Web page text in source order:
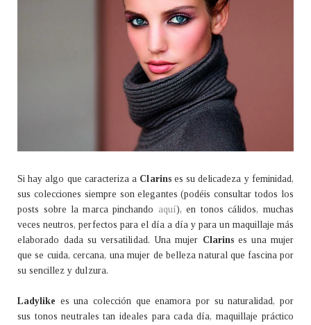
Si hay algo que caracteriza a Clarinses su delicadeza y feminidad,
sus colecciones siempre son elegantes (podéis consultar todos los
posts sobre la marca pinchando aquí), en tonos cálidos, muchas
veces neutros, perfectos para el día a día y para un maquillaje más
elaborado dada su versatilidad. Una mujer Clarinses una mujer
que se cuida, cercana, una mujer de belleza natural que fascina por
su sencillez y dulzura.
Ladylike es una colección que enamora por su naturalidad, por
sus tonos neutrales tan ideales para cada día, maquillaje práctico